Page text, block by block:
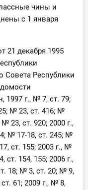
чины и
с 1 января
21 декабря 1995
Совета Республики
1997 г., № 7, ст. 79;
№ 23, ст. 416; №
23, ст. 920; 2000 г.,
№ 17-18, ст. 245; №
ст. 155; 2003 г., №
ст. 154, 155; 2006 г.,
18; № 3, ст. 20; № 9,
61; 2009 г., № 8,